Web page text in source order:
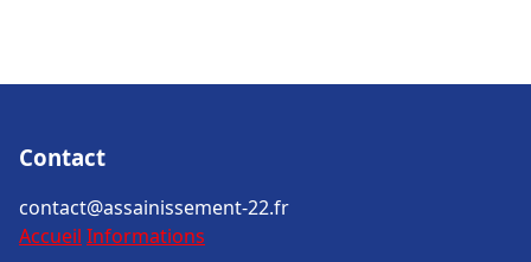
Contact
contact@assainissement-22.fr
Accueil Informations